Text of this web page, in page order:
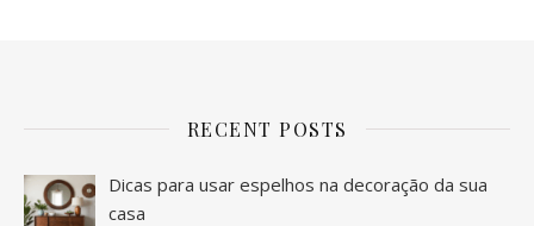
RECENT POSTS
Dicas para usar espelhos na decoração da sua
casa